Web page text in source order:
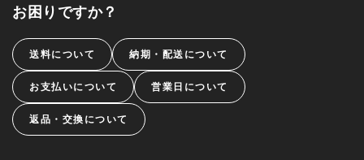
お困りですか？
送料について 納期・配送について
お支払いについて 営業日について
返品・交換について